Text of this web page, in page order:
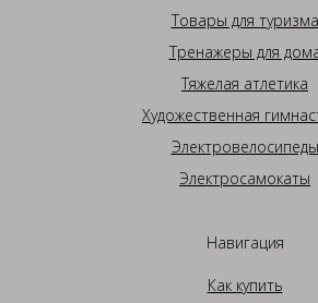
Товары для туризма
Тренажеры для
Тяжелая атлетика
Художественная
Электровелосипеды
Электросамокаты
Навигация
Как купить